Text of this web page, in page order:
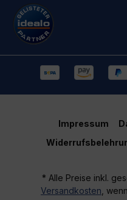
Impressum
* Alle Preise inkl.
Versandkosten ,